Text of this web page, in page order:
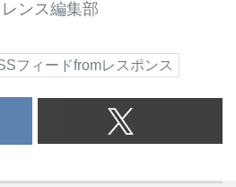
レンス編集部
フィードfromレスポンス